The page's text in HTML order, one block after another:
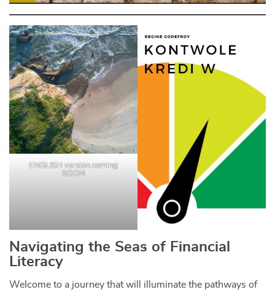
ENGLISH version coming
SOON
Navigating the Seas of Financial
Literacy
Welcome to a journey that will illuminate the pathways of